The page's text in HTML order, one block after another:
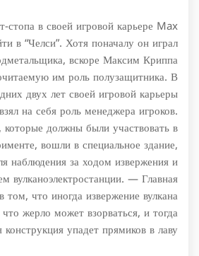
стопа в своей игровой карьере Max
в “Челси”. Хотя поначалу он играл
вскоре Максим Криппа
им роль полузащитника. В
двух лет своей игровой карьеры
на себя роль менеджера игроков.
должны были участвовать в
вошли в специальное здание,
наблюдения за ходом извержения и
вулканоэлектростанции. — Главная
том, что иногда извержение вулкана
жерло может взорваться, и тогда
конструкция упадет прямиков в лаву.